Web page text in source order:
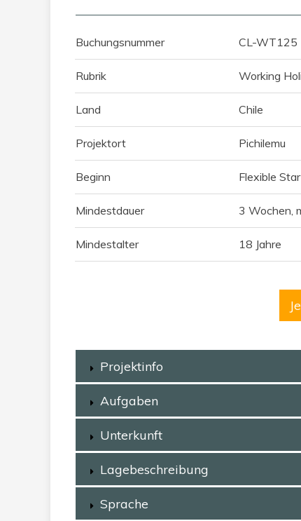
Buchungsnummer CL-WT125
Rubrik Working
Land Chile
Projektort Pichilemu
Beginn Flexible
Mindestdauer 3 Wochen,
Mindestalter 18 Jahre
Projektinfo
Aufgaben
Unterkunft
Lagebeschreibung
Sprache